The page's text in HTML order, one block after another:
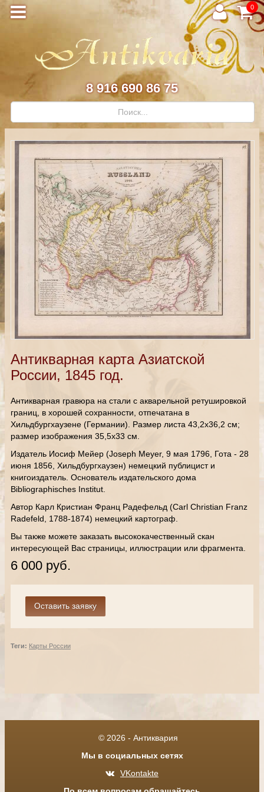
0
8 916 690 86 75
Антикварная карта Азиатской
России, 1845 год.
Антикварная гравюра на стали с акварельной ретушировкой
границ, в хорошей сохранности, отпечатана в
Хильдбургхаузене (Германии). Размер листа 43,2х36,2 см;
размер изображения 35,5х33 см.
Издатель Иосиф Мейер (Joseph Meyer, 9 мая 1796, Гота - 28
июня 1856, Хильдбургхаузен) немецкий публицист и
книгоиздатель. Основатель издательского дома
Bibliographisches Institut.
Автор Карл Кристиан Франц Радефельд (Carl Christian Franz
Radefeld, 1788-1874) немецкий картограф.
Вы также можете заказать высококачественный скан
интересующей Вас страницы, иллюстрации или фрагмента.
6 000 руб.
Теги: Карты России
© 2026 - Антиквария
Мы в социальных сетях
VKontakte